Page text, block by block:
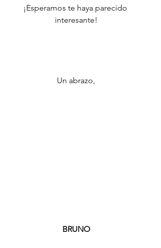
¡Esperamos te haya parecido
interesante!
Un abrazo,
BRUNO